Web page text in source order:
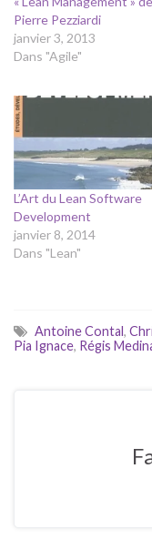
Pierre Pezziardi
janvier 3, 2013
Dans "Agile"
L’Art du Lean Software
Development
janvier 8, 2014
Dans "Lean"
Antoine Contal,
Pia Ignace, Régis